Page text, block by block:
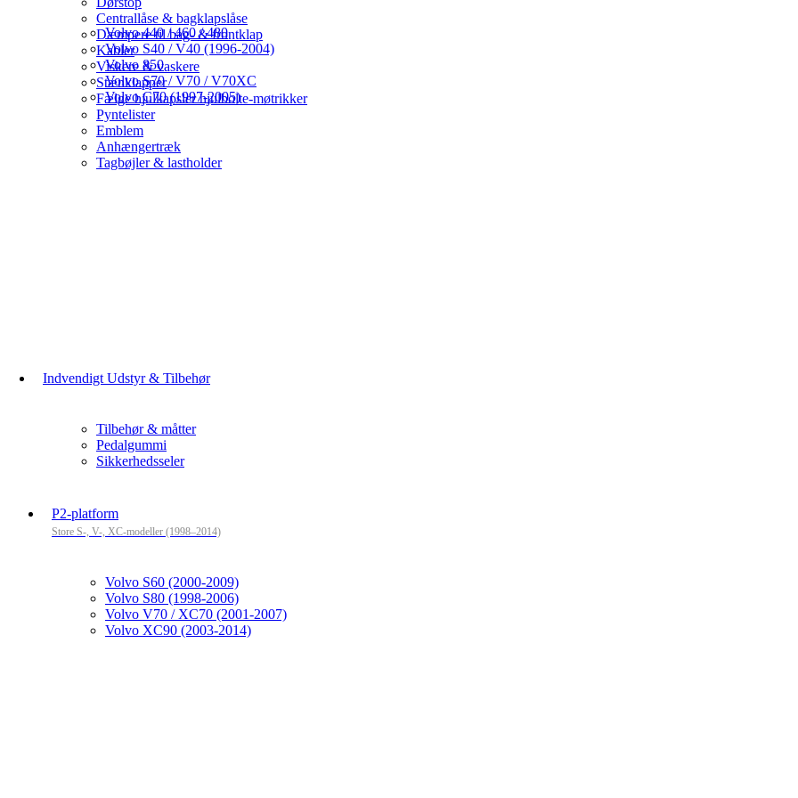
Centrallåse & bagklapslåse
Dæmpere til bag- & frontklap
Kabler
Viskere & vaskere
Stænklapper
Fælge hjulkapsler hjulbolte-møtrikker
Pyntelister
Emblem
Anhængertræk
Tagbøjler & lastholder
Indvendigt Udstyr & Tilbehør
Tilbehør & måtter
Pedalgummi
Sikkerhedsseler
Volvo 440 / 460 / 480
Volvo S40 / V40 (1996-2004)
Volvo 850
Volvo S70 / V70 / V70XC
Volvo C70 (1997-2005)
P2-platform
Store S-, V-, XC-modeller (1998–2014)
Volvo S60 (2000-2009)
Volvo S80 (1998-2006)
Volvo V70 / XC70 (2001-2007)
Volvo XC90 (2003-2014)